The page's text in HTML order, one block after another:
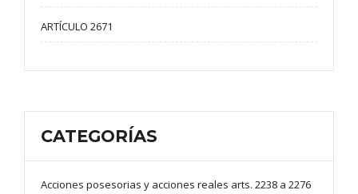
ARTÍCULO 2671
CATEGORÍAS
Acciones posesorias y acciones reales arts. 2238 a 2276